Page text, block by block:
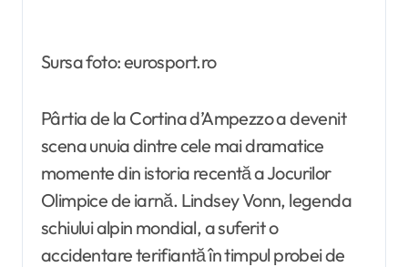
Sursa foto: eurosport.ro
Pârtia de la Cortina d’Ampezzo a devenit
scena unuia dintre cele mai dramatice
momente din istoria recentă a Jocurilor
Olimpice de iarnă. Lindsey Vonn, legenda
schiului alpin mondial, a suferit o
accidentare terifiantă în timpul probei de